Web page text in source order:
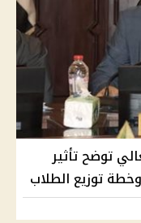
العالي توضح تأثير
توزيع الطلاب